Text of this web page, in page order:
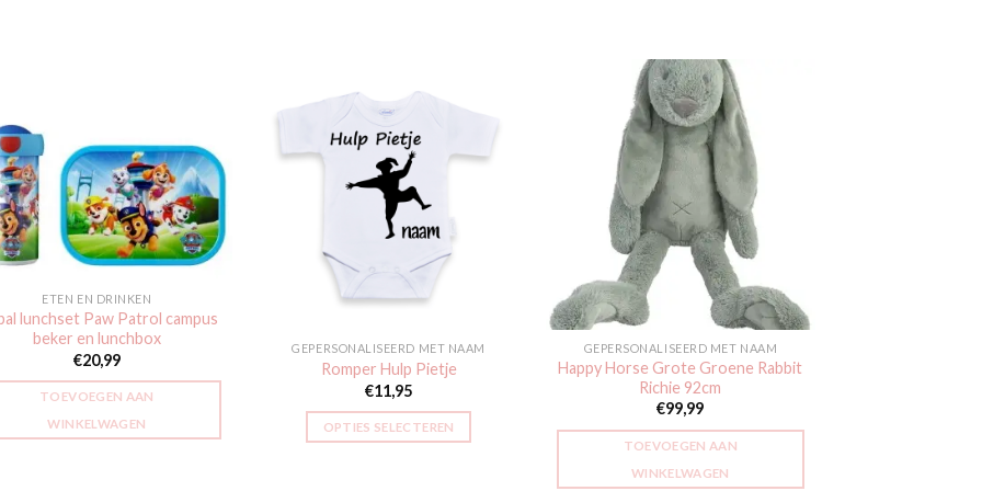
Toevoegen
aan
verlanglijst
ETEN EN DRINKEN
lunchset Paw Patrol campus
beker en lunchbox
€20,99
TOEVOEGEN AAN
WINKELWAGEN
Toevoegen
GEPERSONALISEERD MET NAAM
Romper Hulp Pietje
€11,95
OPTIES SELECTEREN
Toevoegen
verlanglijst
GEPERSONALISEERD MET NAAM
Happy Horse Grote Groene Rabbit
Richie 92cm
€99,99
TOEVOEGEN AAN
WINKELWAGEN